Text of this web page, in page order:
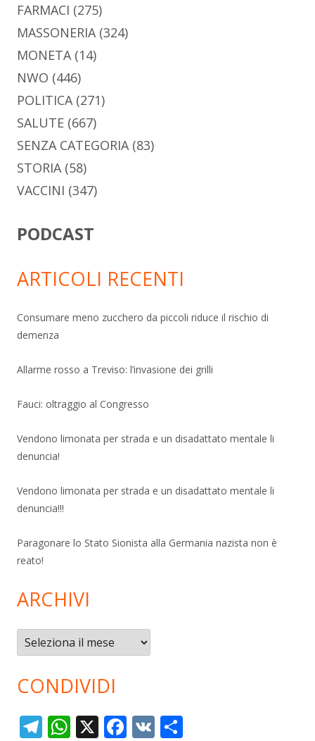
FARMACI (275)
MASSONERIA (324)
MONETA (14)
NWO (446)
POLITICA (271)
SALUTE (667)
SENZA CATEGORIA (83)
STORIA (58)
VACCINI (347)
PODCAST
ARTICOLI RECENTI
Consumare meno zucchero da piccoli riduce il rischio di
demenza
Allarme rosso a Treviso: l’invasione dei grilli
Fauci: oltraggio al Congresso
Vendono limonata per strada e un disadattato mentale li
denuncia!
Vendono limonata per strada e un disadattato mentale li
denuncia!!!
Paragonare lo Stato Sionista alla Germania nazista non è
reato!
ARCHIVI
Archivi
CONDIVIDI
T W X F V